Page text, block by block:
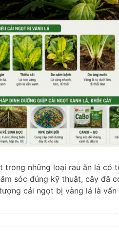
trong những loại rau ăn lá có
sóc đúng kỹ thuật, cây đã
cải ngọt bị vàng lá là